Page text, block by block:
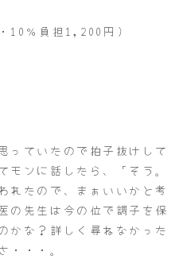
10％負担1,200円）
っていたので拍子抜けして
モンに話したら、「そう。
れたので、まぁいいかと考
の先生は今の位で調子を保
かな？詳しく尋ねなかった
・・・。